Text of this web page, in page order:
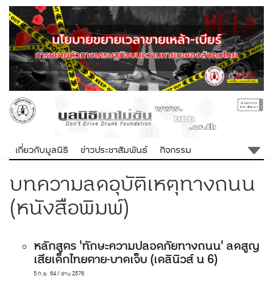
เกี่ยวกับมูลนิธิ ข่าวประชาสัมพันธ์ กิจกรรม
บทความลดอุบัติเหตุทางถนน
(หนังสือพิมพ์)
หลักสูตร 'ทักษะความปลอดภัยทางถนน' ลดสูญ
เสียเด็กไทยตาย-บาดเจ็บ (เดลินิวส์ น 6)
5 ก.ย. 64 / อ่าน 2576